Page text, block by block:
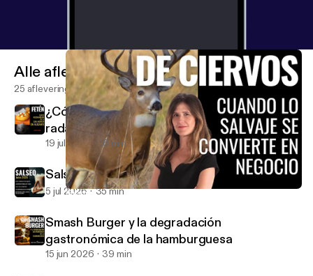
Granjas de ciervos: cuando lo salvaje se convierte en negocio
Alle afleveringen
25 afleveringen
¿Cómo consigue un restaurante entrar en el
radar de la Guía Michelin?
19 jul 2026 16 min
Salseo: Actualidad Gastronómica Junio 2026
5 jul 2026 35 min
Smash Burger y la degradación
gastronómica de la hamburguesa
15 jun 2026 39 min